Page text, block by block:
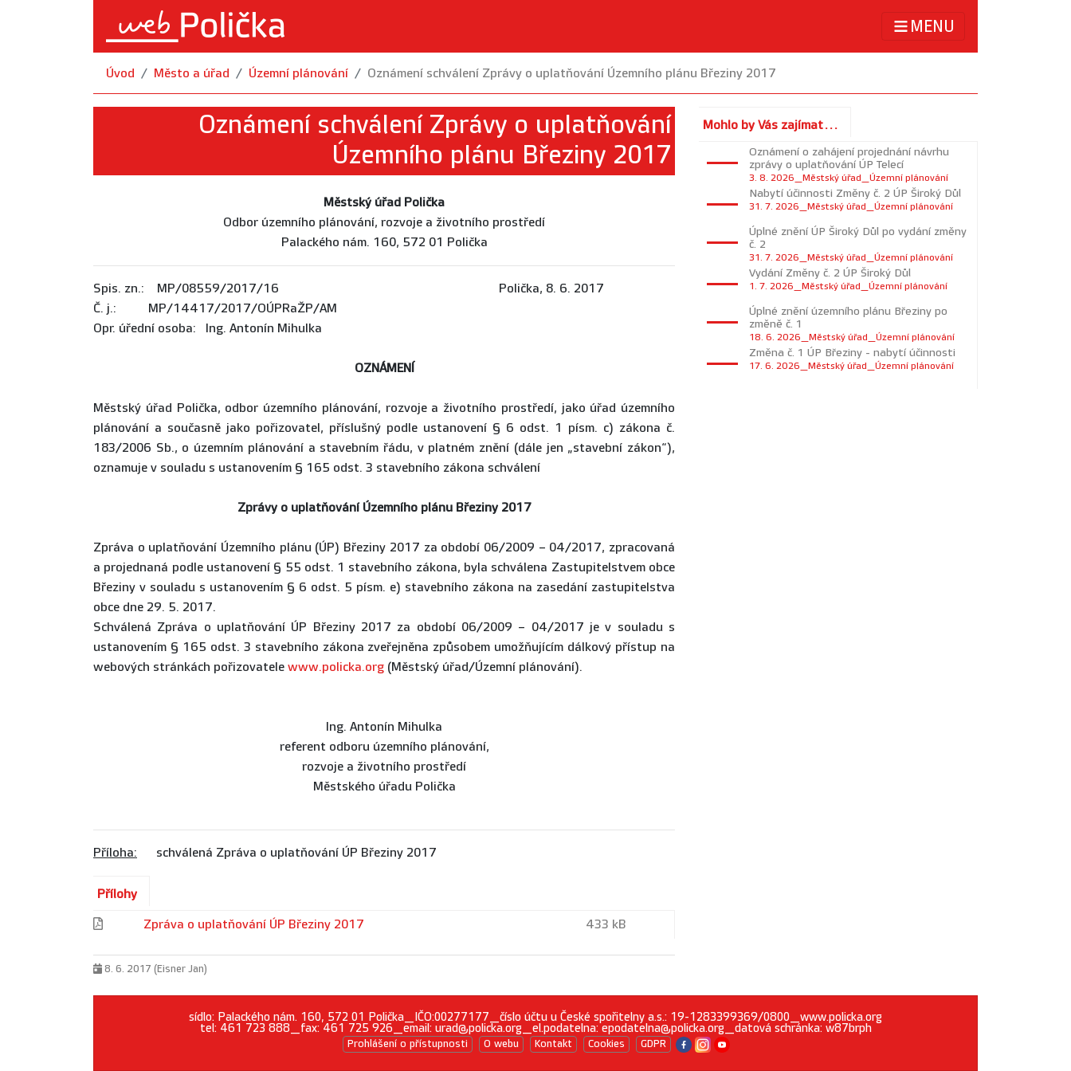
MENU
Úvod Město a úřad Územní plánování Oznámení schválení Zprávy o uplatňování Územního plánu Březiny 2017
Oznámení schválení Zprávy o uplatňování
Územního plánu Březiny 2017
Městský úřad Polička
Odbor územního plánování, rozvoje a životního prostředí
Palackého nám. 160, 572 01 Polička
Spis. zn.: MP/08559/2017/16 Polička, 8. 6. 2017
Č. j.: MP/14417/2017/OÚPRaŽP/AM
Opr. úřední osoba: Ing. Antonín Mihulka
OZNÁMENÍ
Městský úřad Polička, odbor územního plánování, rozvoje a životního prostředí, jako úřad územního
plánování a současně jako pořizovatel, příslušný podle ustanovení § 6 odst. 1 písm. c) zákona č.
183/2006 Sb., o územním plánování a stavebním řádu, v platném znění (dále jen „stavební zákon“),
oznamuje v souladu s ustanovením § 165 odst. 3 stavebního zákona schválení
Zprávy o uplatňování Územního plánu Březiny 2017
Zpráva o uplatňování Územního plánu (ÚP) Březiny 2017 za období 06/2009 – 04/2017, zpracovaná
a projednaná podle ustanovení § 55 odst. 1 stavebního zákona, byla schválena Zastupitelstvem obce
Březiny v souladu s ustanovením § 6 odst. 5 písm. e) stavebního zákona na zasedání zastupitelstva
obce dne 29. 5. 2017.
Schválená Zpráva o uplatňování ÚP Březiny 2017 za období 06/2009 – 04/2017 je v souladu s
ustanovením § 165 odst. 3 stavebního zákona zveřejněna způsobem umožňujícím dálkový přístup na
webových stránkách pořizovatele www.policka.org (Městský úřad/Územní plánování).
Ing. Antonín Mihulka
referent odboru územního plánování,
rozvoje a životního prostředí
Městského úřadu Polička
Příloha: schválená Zpráva o uplatňování ÚP Březiny 2017
Přílohy
Zpráva o uplatňování ÚP Březiny 2017
433 kB
8. 6. 2017 (Eisner Jan)
Mohlo by Vás zajímat...
Oznámení o zahájení projednání návrhu
zprávy o uplatňování ÚP Telecí
3. 8. 2026_Městský úřad_Územní plánování
Nabytí účinnosti Změny č. 2 ÚP Široký Důl
31. 7. 2026_Městský úřad_Územní plánování
Úplné znění ÚP Široký Důl po vydání změny
č. 2
31. 7. 2026_Městský úřad_Územní plánování
Vydání Změny č. 2 ÚP Široký Důl
1. 7. 2026_Městský úřad_Územní plánování
Úplné znění územního plánu Březiny po
změně č. 1
18. 6. 2026_Městský úřad_Územní plánování
Změna č. 1 ÚP Březiny - nabytí účinnosti
17. 6. 2026_Městský úřad_Územní plánování
sídlo: Palackého nám. 160, 572 01 Polička_IČO:00277177_číslo účtu u České spořitelny a.s.: 19-1283399369/0800_www.policka.org
tel: 461 723 888_fax: 461 725 926_email: urad@policka.org_el.podatelna: epodatelna@policka.org_datová schránka: w87brph
Prohlášení o přístupnosti O webu Kontakt Cookies GDPR